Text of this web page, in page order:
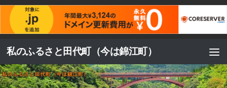
コンテンツへスキップ
私のふるさと田代町（今は錦江町）